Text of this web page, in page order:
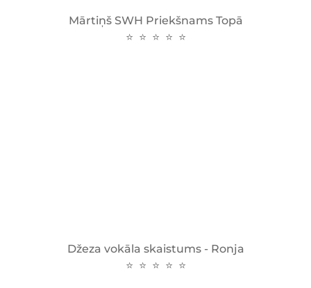
Mārtiņš SWH Priekšnams Topā
⭐ ⭐ ⭐ ⭐ ⭐
Džeza vokāla skaistums - Ronja
⭐ ⭐ ⭐ ⭐ ⭐